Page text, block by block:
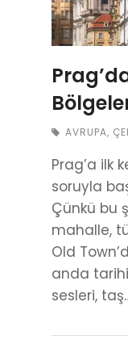
AVRUPA,
Prag’a ilk
soruyla
Çünkü bu
mahalle,
Old
anda
sesleri,